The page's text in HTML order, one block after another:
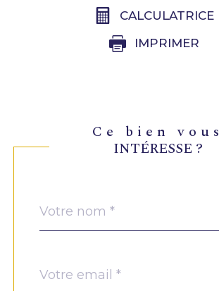
CALCULATRICE
IMPRIMER
ce bien vous
INTÉRESSE ?
par
*
*